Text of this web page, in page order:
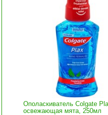
Ополаскиватель Colgate
освежающая мята, 250мл